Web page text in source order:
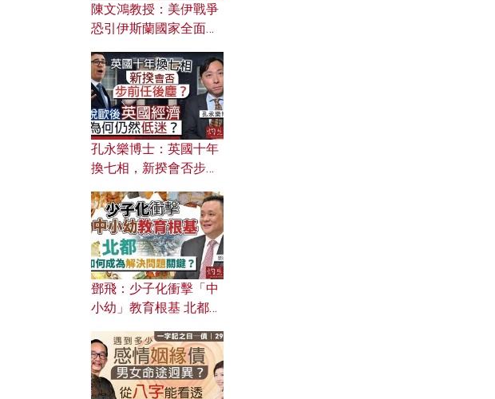
陳文鴻教授：美伊戰爭
恐引伊斯蘭國家全面反
對付北約美國？
孔永樂博士：英國十年
換七相，新揆會否步前
濟為何仍然低迷？
鄧飛：少子化衝擊「中
小幼」教育根基 北都如